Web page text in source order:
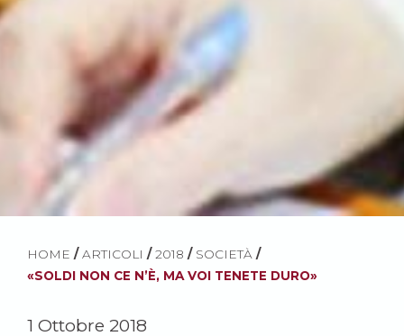
HOME / ARTICOLI / 2018 / SOCIETÀ /
«SOLDI NON CE N’È, MA VOI TENETE DURO»
1 Ottobre 2018